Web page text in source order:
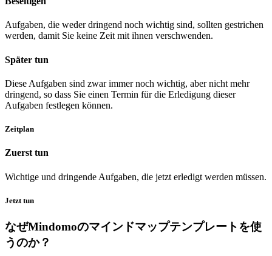
Aufgaben, die weder dringend noch wichtig sind, sollten gestrichen
werden, damit Sie keine Zeit mit ihnen verschwenden.
Später tun
Diese Aufgaben sind zwar immer noch wichtig, aber nicht mehr
dringend, so dass Sie einen Termin für die Erledigung dieser
Aufgaben festlegen können.
Zeitplan
Zuerst tun
Wichtige und dringende Aufgaben, die jetzt erledigt werden müssen.
Jetzt tun
なぜMindomoのマインドマップテンプレートを使
うのか？